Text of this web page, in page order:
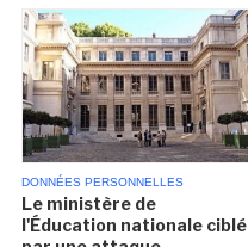
DONNÉES PERSONNELLES
Le ministère de
l'Éducation nationale ciblé